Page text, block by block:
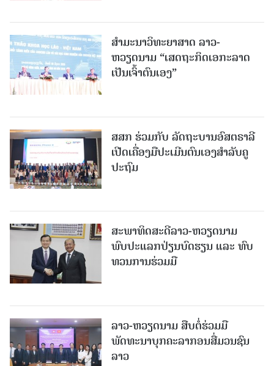
ສຳມະນາວິທະຍາສາດ ລາວ-
ຫວຽດນາມ “ເສດຖະກິດເອກະລາດ
ເປັນເຈົ້າຕົນເອງ”
ສສກ ຮ່ວມກັບ ລັດຖະບານອົສຕຣາລີ
ເປີດເຄື່ອງມືປະເມີນຕົນເອງສຳລັບຄູ
ປະຖົມ
ສະພາທິດສະດີລາວ-ຫວຽດນາມ
ພົບປະແລກປ່ຽນບົດຮຽນ ແລະ ທົບ
ທວນການຮ່ວມມື
ລາວ-ຫວຽດ​ນາມ ສືບ​ຕໍ່​ຮ່ວມ​ມື
ພັດທະນາບຸກຄະລາກອນສື່ມວນຊົນ
ລາວ